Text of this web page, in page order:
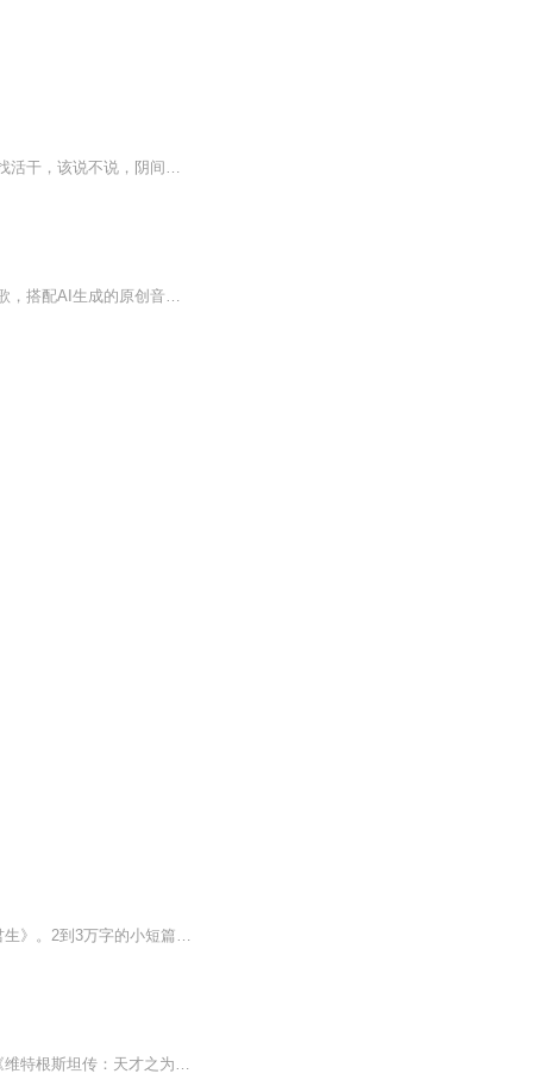
我就说副业这个东西不好搞，现代社会竞争太激烈，社畜太可怜，被逼无奈，我只能从阴间找活干，该说不说，阴间管理还可以，起码不用天天打卡，真的是哪里赚钱哪里花，阴间有钱，一样花花花！
这是一场传统与现代科技的奇妙融合。精选的来自作者时光男孩系列诗集《星空时刻》的诗歌，搭配AI生成的原创音乐，每句诗词都辅以唯美的画面，通过AI技术，将诗歌转化为悠扬旋律，以AI的细腻演绎，带您领略诗歌的韵律之美和深邃意境。让机器的声音穿越文字...
作者: 袖侧这是作者君不务正业放着正经文不去更跑来写的《琅琊榜》同人。梅长苏篇《为君生》。2到3万字的小短篇。牡丹花下死，做鬼也风流！
罗素说：”哲学是一位不情愿的女士——只有激情之手握住的冰冷的剑，才能触动她的心。“《维特根斯坦传：天才之为责任》（英）瑞.蒙克 著 王宇光 译浙江大学出版社2011版